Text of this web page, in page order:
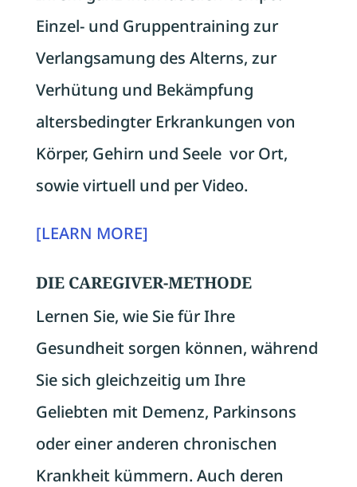
Einzel- und Gruppentraining zur
Verlangsamung des Alterns, zur
Verhütung und Bekämpfung
altersbedingter Erkrankungen von
Körper, Gehirn und Seele vor Ort,
sowie virtuell und per Video.
[LEARN MORE]
DIE CAREGIVER-METHODE
Lernen Sie, wie Sie für Ihre
Gesundheit sorgen können, während
Sie sich gleichzeitig um Ihre
Geliebten mit Demenz, Parkinsons
oder einer anderen chronischen
Krankheit kümmern. Auch deren